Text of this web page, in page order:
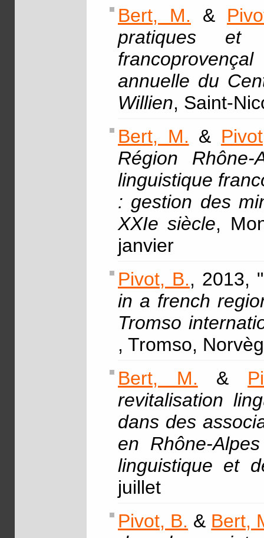
Bert, M. &
pratiques et
annuelle du
Willien, Saint-
Bert, M. &
Région Rhône-
linguistique
: gestion des
XXIe siècle,
janvier
Pivot, B., 2013, "
in a french
Tromso
, Tromso,
Bert, M. &
revitalisation
dans des
en Rhône-
linguistique et
juillet
Pivot, B. & Bert,